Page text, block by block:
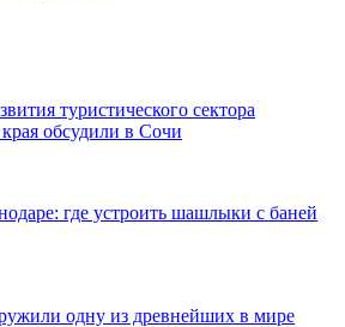
туристического сектора
обсудили в Сочи
где устроить шашлыки с баней
одну из древнейших в мире